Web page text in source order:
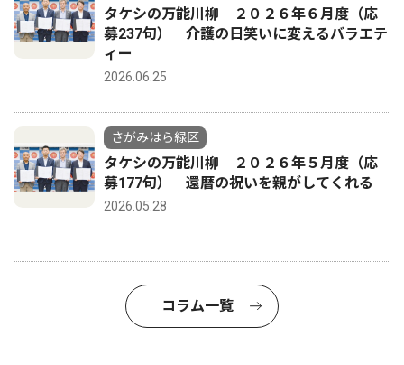
タケシの万能川柳 ２０２６年６月度（応
募237句） 介護の日笑いに変えるバラエテ
ィー
2026.06.25
さがみはら緑区
タケシの万能川柳 ２０２６年５月度（応
募177句） 還暦の祝いを親がしてくれる
2026.05.28
コラム一覧